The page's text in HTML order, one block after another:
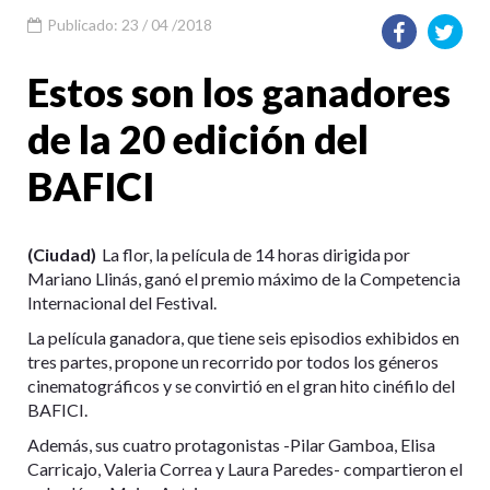
Publicado: 23 / 04 /2018
Estos son los ganadores
de la 20 edición del
BAFICI
(Ciudad) La flor, la película de 14 horas dirigida por
Mariano Llinás, ganó el premio máximo de la Competencia
Internacional del Festival.
La película ganadora, que tiene seis episodios exhibidos en
tres partes, propone un recorrido por todos los géneros
cinematográficos y se convirtió en el gran hito cinéfilo del
BAFICI.
Además, sus cuatro protagonistas -Pilar Gamboa, Elisa
Carricajo, Valeria Correa y Laura Paredes- compartieron el